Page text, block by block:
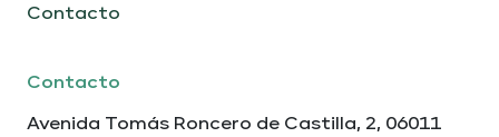
Contacto
Contacto
Avenida Tomás Roncero de Castilla, 2, 06011